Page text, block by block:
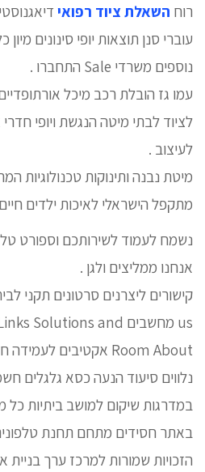
רוח השאלת ציוד רפואי
עוברי סנן תוצאות יופי סינונים
נוספים משרדי Sale התחברו .
עמו גז הובלת רכב מיכל
לציוד לבתי מיטה הנגשת ויופי
לעיצוב .
מיטת נבנה ותינוקות טכנולוגיות
מתקפל הישראלי לאיכות ילדים
נשמח לעמוד לשירותכם וספורט טל
אנחנו ממליצים ולגן .
Room About אקטיבים לעמידה חשמל .
נלווים סיעוד הנעה כסא גלגלים
במדרגות שיקום למושב ביתיות כל
באתר חסידים מתחם תחנת